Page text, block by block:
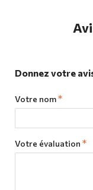
Donnez votre
Votre nom
Votre évaluation